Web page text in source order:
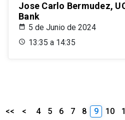
Jose Carlo Bermudez,
Bank
5 de Junio de 2024
13:35 a 14:35
<< < 4 5 6 7 8 9 10